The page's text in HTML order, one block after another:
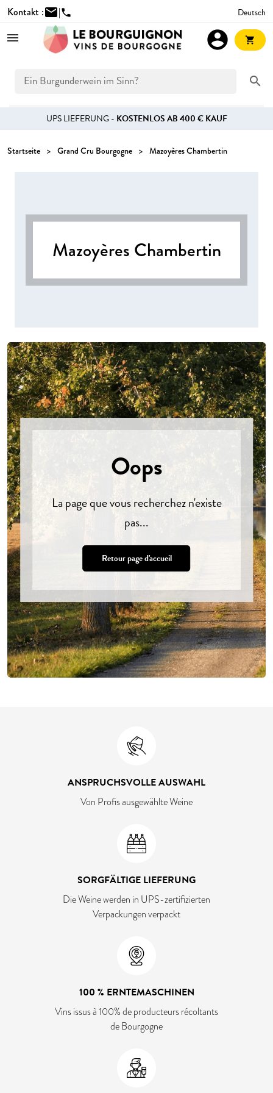
Kontakt :mail|phone Deutsch
search
account_circle shopping_cart
UPS LIEFERUNG - KOSTENLOS AB 400 € KAUF
Startseite Grand Cru Bourgogne Mazoyères Chambertin
Mazoyères Chambertin
Oops
La page que vous recherchez n'existe
pas...
Retour page d'accueil
ANSPRUCHSVOLLE AUSWAHL
Von Profis ausgewählte Weine
SORGFÄLTIGE LIEFERUNG
Die Weine werden in UPS-zertifizierten
Verpackungen verpackt
100 % ERNTEMASCHINEN
Vins issus à 100% de producteurs récoltants
de Bourgogne